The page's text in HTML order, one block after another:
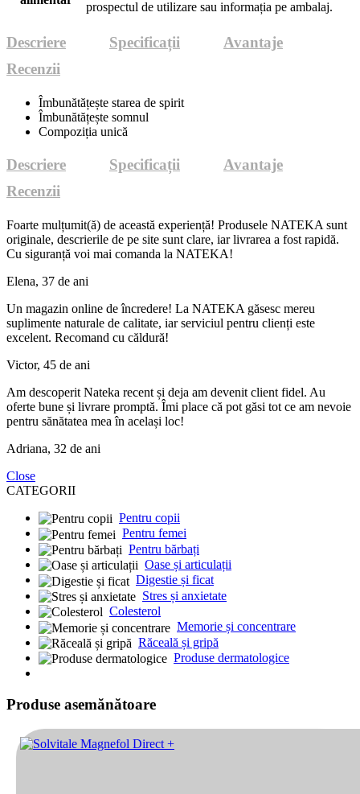
prospectul de utilizare sau informația pe ambalaj.
Descriere Specificații
Avantaje
Recenzii
Îmbunătățește starea de spirit
Îmbunătățește somnul
Compoziția unică
Descriere Specificații
Avantaje
Recenzii
Foarte mulțumit(ă) de această experiență! Produsele NATEKA sunt
originale, descrierile de pe site sunt clare, iar livrarea a fost rapidă.
Cu siguranță voi mai comanda la NATEKA!
Elena, 37 de ani
Un magazin online de încredere! La NATEKA găsesc mereu
suplimente naturale de calitate, iar serviciul pentru clienți este
excelent. Recomand cu căldură!
Victor, 45 de ani
Am descoperit Nateka recent și deja am devenit client fidel. Au
oferte bune și livrare promptă. Îmi place că pot găsi tot ce am nevoie
pentru sănătatea mea în același loc!
Adriana, 32 de ani
Close
CATEGORII
Pentru copii
Pentru femei
Pentru bărbați
Oase și articulații
Digestie și ficat
Stres și anxietate
Colesterol
Memorie și concentrare
Răceală și gripă
Produse dermatologice
Produse asemănătoare